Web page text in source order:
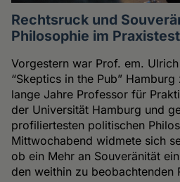
Rechtsruck und
Philosophie im Praxistest
Vorgestern war Prof. em.
“Skeptics in the Pub”
lange Jahre Professor für
der Universität Hamburg und
profiliertesten politischen
Mittwochabend widmete sich
ob ein Mehr an Souveränität
den weithin zu beobachtenden